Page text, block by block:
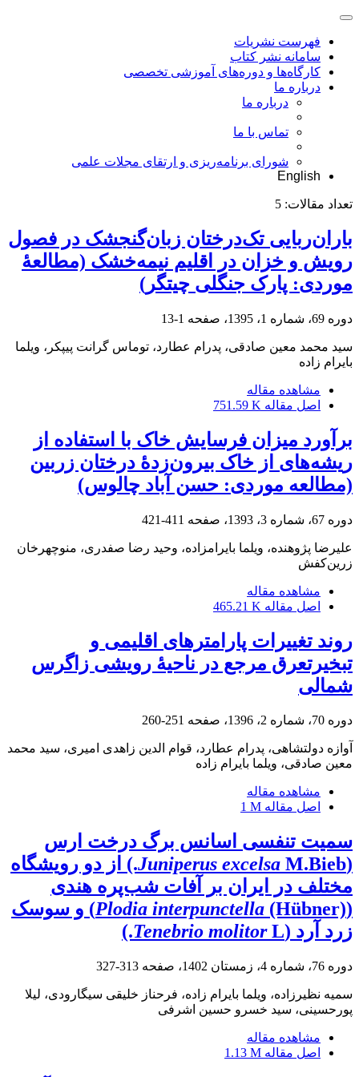
فهرست نشریات
سامانه نشر کتاب
کارگاه‌ها و دوره‌های آموزشی تخصصی
درباره ما
درباره ما
تماس با ما
شورای برنامه‌ریزی و ارتقای مجلات علمی
English
تعداد مقالات: 5
باران‌ربایی تک‌درختان زبان‌گنجشک در فصول
رویش و خزان در اقلیم نیمه‌خشک (مطالعۀ
موردی: پارک جنگلی چیتگر)
دوره 69، شماره 1، 1395، صفحه 1-13
سید محمد معین صادقی، پدرام عطارد، توماس گرانت پیپکر، ویلما
بایرام زاده
مشاهده مقاله
اصل مقاله 751.59 K
برآورد میزان فرسایش خاک با استفاده از
ریشه‌های از خاک بیرون‌زدۀ درختان زربین
(مطالعه موردی: حسن‏ آباد چالوس)
دوره 67، شماره 3، 1393، صفحه 411-421
علیرضا پژوهنده، ویلما بایرام‏‏زاده، وحید رضا صفدری، منوچهرخان
زرین‌کفش
مشاهده مقاله
اصل مقاله 465.21 K
روند تغییرات پارامترهای اقلیمی و
تبخیرتعرق مرجع در ناحیۀ رویشی زاگرس
شمالی
دوره 70، شماره 2، 1396، صفحه 251-260
آوازه دولتشاهی، پدرام عطارد، قوام الدین زاهدی امیری، سید محمد
معین صادقی، ویلما بایرام زاده
مشاهده مقاله
اصل مقاله 1 M
سمیت تنفسی اسانس برگ درخت ارس
(
Juniperus excelsaM.Bieb.) از دو رویشگاه
مختلف در ایران بر آفات شب‌پره‌ هندی
(
Plodia interpunctella(Hübner)) و سوسک
زرد آرد (
Tenebrio molitorL.)
دوره 76، شماره 4، زمستان 1402، صفحه 313-327
سمیه نظیرزاده، ویلما بایرام زاده، فرحناز خلیقی سیگارودی، لیلا
پورحسینی، سید خسرو حسین اشرفی
مشاهده مقاله
اصل مقاله 1.13 M